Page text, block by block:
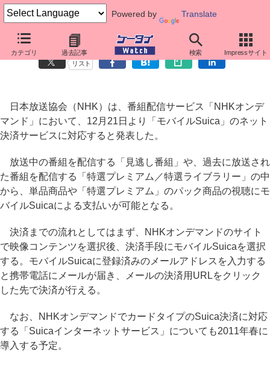
Powered by Translate
カテゴリ 過去記事 検索 Impressサイト
NHKオンデマンド、モバイルSuicaのネット決済に対応
リスト
日本放送協会（NHK）は、番組配信サービス「NHKオンデ
マンド」において、12月21日より「モバイルSuica」のネット
決済サービスに対応すると発表した。
放送中の番組を配信する「見逃し番組」や、過去に放送され
た番組を配信する「特選プレミアム／特選ライブラリー」の中
から、単品商品や「特選プレミアム」のパック商品の視聴にモ
バイルSuicaによる支払いが可能となる。
決済までの流れとしてはまず、NHKオンデマンドのサイト
で映像コンテンツを選択後、決済手段にモバイルSuicaを選択
する。モバイルSuicaに登録済みのメールアドレスを入力する
と携帯電話にメールが届き、メールの決済用URLをクリック
した先で決済が行える。
なお、NHKオンデマンドでカードタイプのSuica決済に対応
する「Suicaインターネットサービス」についても2011年春に
導入する予定。